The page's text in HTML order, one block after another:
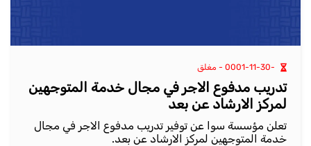
-0001-11-30 - مغلق
تدريب مدفوع الاجر في مجال خدمة المتوجهين
لمركز الارشاد عن بعد
تعلن مؤسسة سوا عن توفير تدريب مدفوع الاجر في مجال
خدمة المتوجهين لمركز الارشاد عن بعد.